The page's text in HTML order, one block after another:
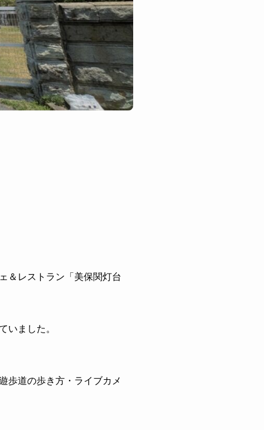
＆レストラン「美保関灯台
いました。
歩道の歩き方・ライブカメ